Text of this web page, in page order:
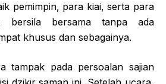
pemimpin, para kiai, serta para
bersila bersama tanpa ada
khusus dan sebagainya.
tampak pada persoalan sajian